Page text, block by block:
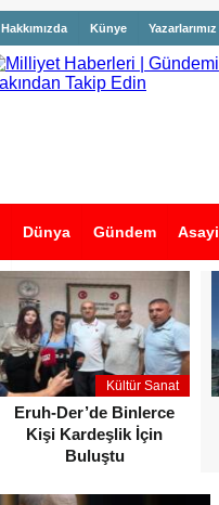
Hakkımızda Künye Yazarlarımız
Dünya Gündem
İş İlanları
Kültür Sanat
Eruh-Der’de Binlerce
Kişi Kardeşlik İçin
Buluştu